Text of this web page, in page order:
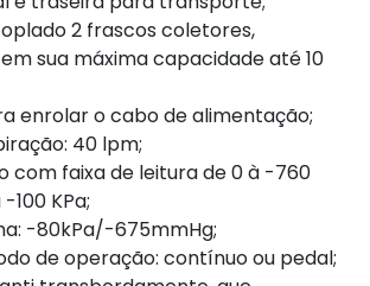
2 frascos coletores,
sua máxima capacidade até 10
enrolar o cabo de alimentação;
40 lpm;
com faixa de leitura de 0 à -760
100 KPa;
-80kPa/-675mmHg;
de operação: contínuo ou pedal;